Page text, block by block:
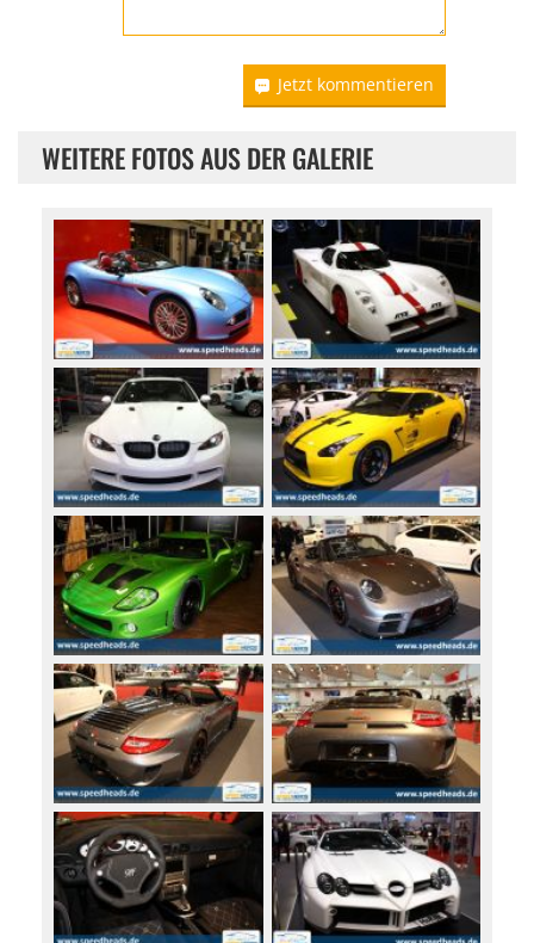
Jetzt kommentieren
WEITERE FOTOS AUS DER GALERIE